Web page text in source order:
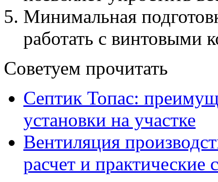
Минимальная
работать с винтовыми
Советуем прочитать
Септик Топас:
установки на участке
Вентиляция
расчет и практические